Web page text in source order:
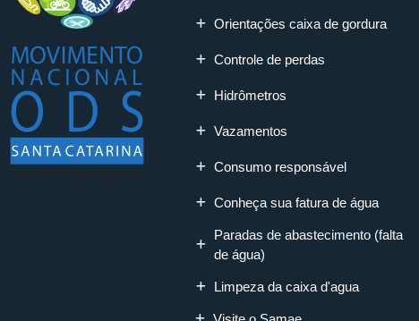
Orientações caixa de gordura
Controle de perdas
Hidrômetros
Vazamentos
Consumo responsável
Conheça sua fatura de água
Paradas de abastecimento (falta
de água)
Limpeza da caixa d'agua